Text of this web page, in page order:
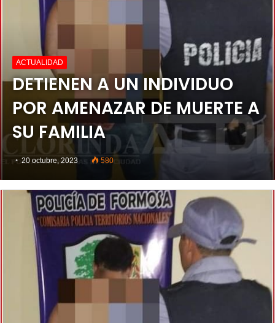
ACTUALIDAD
DETIENEN A UN INDIVIDUO
POR AMENAZAR DE MUERTE A
SU FAMILIA
20 octubre, 2023 580